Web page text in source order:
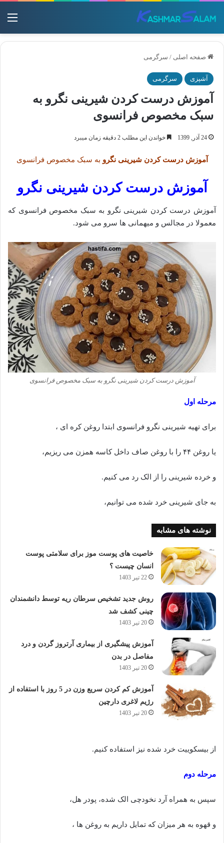
صفحه اصلی / سرگرمی
آشپزی سرگرمی
آموزش درست کردن شیرینی نگرو به
سبک مخصوص فرانسوی
24 آذر, 1399 خواندن این مطلب 2 دقیقه زمان میبرد
آموزش درست کردن شیرینی نگرو به سبک مخصوص فرانسوی
آموزش درست کردن شیرینی نگرو
آموزش درست کردن شیرینی نگرو به سبک مخصوص فرانسوی که
معمولا در مجالس و میهمانی ها سرو می شود.
آموزش درست کردن شیرینی نگرو به سبک مخصوص فرانسوی
مرحله اول
برای تهیه شیرینی نگرو فرانسوی ابتدا روغن کره ای ،
یا روغن ۴۴ را با روغن صاف داخل کاسه همزن می ریزیم،
و خرده شیرینی را از الک رد می کنیم.
به جای شیرینی خرد شده می توانیم،
نوشته های مشابه
خاصیت های پوست موز برای سلامتی پوست
انسان چیست ؟
22 تیر 1403
روش جدید تشخیص سرطان ریه توسط دانشمندان
چینی کشف شد
20 تیر 1403
آموزش پیشگیری از بیماری آرتروز گردن و درد
مفاصل در بدن
20 تیر 1403
آموزش کم کردن سریع وزن در 5 روز با استفاده از
رژیم لاغری دارچین
20 تیر 1403
از بیسکوییت خرد شده نیز استفاده کنیم.
مرحله دوم
سپس به همراه آرد نخودچی الک شده، پودر هل،
و قهوه به هر میزان که تمایل داریم به روغن ها ،